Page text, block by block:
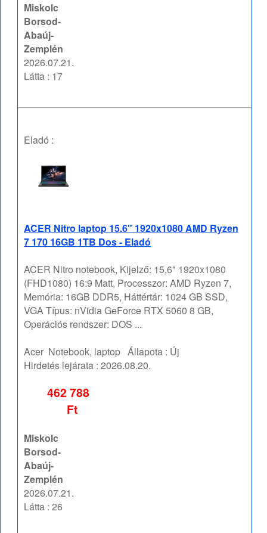
Miskolc
Borsod-
Abaúj-
Zemplén
2026.07.21.
Látta : 17
Eladó :
ACER Nitro laptop 15.6" 1920x1080 AMD Ryzen
7 170 16GB 1TB Dos - Eladó
ACER Nitro notebook, Kijelző: 15,6" 1920x1080
(FHD1080) 16:9 Matt, Processzor: AMD Ryzen 7,
Memória: 16GB DDR5, Háttértár: 1024 GB SSD,
VGA Típus: nVidia GeForce RTX 5060 8 GB,
Operációs rendszer: DOS ...
Acer Notebook, laptop Állapota : Új
Hirdetés lejárata :2026.08.20.
462 788
Ft
Miskolc
Borsod-
Abaúj-
Zemplén
2026.07.21.
Látta : 26